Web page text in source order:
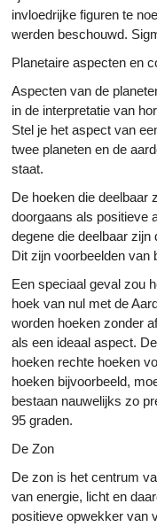
invloedrijke figuren te
werden beschouwd.
Planetaire aspecten en
Aspecten van de
in de interpretatie van
Stel je het aspect van
twee planeten en de
staat.
De hoeken die deelbaar
doorgaans als positieve
degene die deelbaar
Dit zijn voorbeelden van
Een speciaal geval zou
hoek van nul met de
worden hoeken zonder
als een ideaal aspect.
hoeken rechte hoeken
hoeken bijvoorbeeld,
bestaan nauwelijks zo
95 graden.
De Zon
De zon is het centrum
van energie, licht en
positieve opwekker van